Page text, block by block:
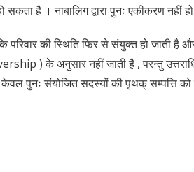
सकता है । नाबालिग द्वारा पुनः एकीकरण
परिवार की स्थिति फिर से संयुक्त हो जाती
) के अनुसार नहीं जाती है , परन्तु
केवल पुनः संयोजित सदस्यों की पृथक् सम्पत्ति को